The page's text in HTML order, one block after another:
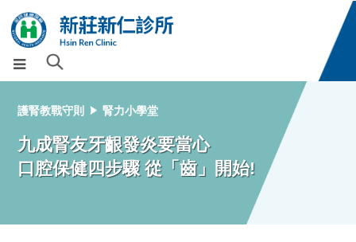
護腎教戰守則 腎力小學堂
九成腎友牙齦發炎要當心
口腔保健四步驟 從「齒」開始!